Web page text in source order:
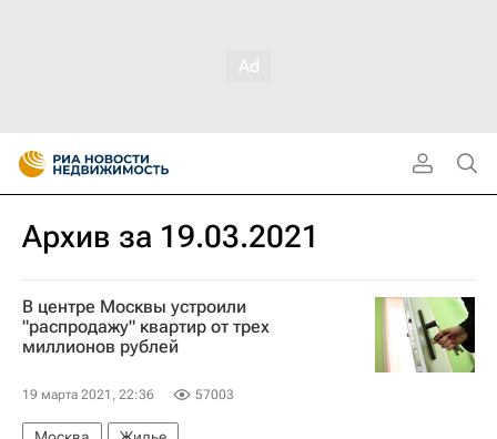
Архив за 19.03.2021
В центре Москвы устроили
"распродажу" квартир от трех
миллионов рублей
19 марта 2021, 22:36 57003